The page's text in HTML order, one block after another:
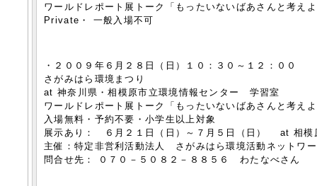
ワールドレポート展トーク「もったいないばあさんと考え
Private・ 一般入場不可
・２００９年６月２８日（日）１０：３０～１２：００
さがみはら環境まつり
at 神奈川県・相模原市立環境情報センター 学習室
ワールドレポート展トーク「もったいないばあさんと考え
入場無料・予約不要・小学生以上対象
展示あり： ６月２１日（日）～７月５日（日） at 相模
主催：特定非営利活動法人 さがみはら環境活動ネットワ
問合せ先： ０７０－５０８２－８８５６ わたなべさん